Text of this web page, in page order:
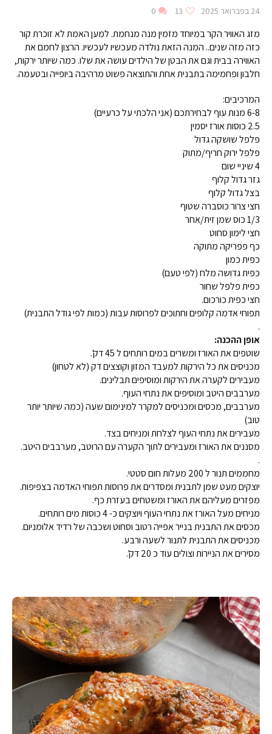
24 בפברואר 2025 13
0
מזג האוויר הקר במיוחד מזמין מנה מנחמת. למען האמת לא זוכרת קור
כזה מזה שנים.. המנה הזאת נולדה מעכשיו לעכשיו. הרצון לחמם את
האווירה בבית וגם את הבטן של הילדים עושה את שלו. כמה שיותר ירקות,
חלבון ופחמימה בתבנית אחת והתוצאה פשוט מרהיבה ביופייה ובטעמה.
המרכיבים:
6-8 מנות עוף לבחירתכם (אני הלכתי על כרעיים)
2.5 כוסות אורז יסמין
פלפל שושקה גדול
פלפל ירוק חריף/מתוק
4 שיניי שום
גזר גדול קלוף
בצל גדול קלוף
חצי צרור כוסברה שטוף
1/3 כוס שמן זית/אחר
חצי לימון סחוט
כף פפריקה מתוקה
כפית כמון
כפית גדושה מלח (לפי טעם)
כפית פלפל שחור
חצי כפית כורכום.
תפוחי אדמה קלופים וחתוכים לפרוסות עבות (כמות לפי גודל התבנית)
.
אופן ההכנה:
שוטפים את האורז ומשרים במים רותחים ל 45 דק'.
מכניסים את כל הירקות למעבד המזון וקוצצים דק (לא לטחון)
מעבירים לקערה את הירקות ומוסיפים תבלינים.
מערבבים היטב ומוסיפים את נתחי העוף.
מערבבים, מכסים ומכניסים למקרר למינימום שעה (כמה שיותר יותר
טוב)
מעבירים את נתחי העוף לצלחת ומניחים בצד.
מסננים את האורז ומעבירים לתוך הקערה עם הרוטב, מערבבים היטב.
.
מחממים תנור ל 200 מעלות חום סטטי.
יוצקים מעט שמן לתבנית ומסדרים את פרוסות תפוחי האדמה בצפיפות.
מפזרים מעליהם את האורז ומשטחים בעזרת כף.
מניחים מעל האורז את נתחי העוף ויוצקים כ- 4 כוסות מים רותחים.
מכסים את התבנית בנייר אפייה רטוב וסחוט ושכבה של רדיד אלומניום.
מכניסים את התבנית לתנור לשעה ורבע.
מסירים את הניירות וצולים עוד כ 20 דק'.